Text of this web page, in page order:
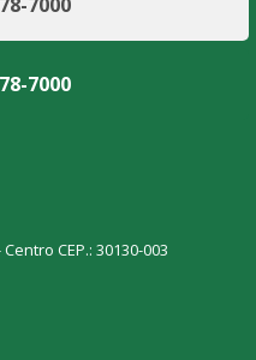
7000
CEP.: 30130-003